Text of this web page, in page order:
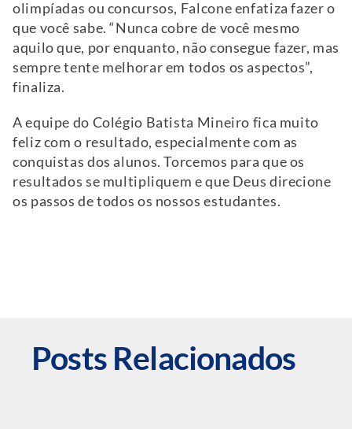
olimpíadas ou concursos, Falcone enfatiza fazer o
que você sabe. “Nunca cobre de você mesmo
aquilo que, por enquanto, não consegue fazer, mas
sempre tente melhorar em todos os aspectos”,
finaliza.
A equipe do Colégio Batista Mineiro fica muito
feliz com o resultado, especialmente com as
conquistas dos alunos. Torcemos para que os
resultados se multipliquem e que Deus direcione
os passos de todos os nossos estudantes.
Posts Relacionados